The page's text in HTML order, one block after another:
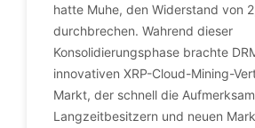
hatte Muhe, den Widerstand von
durchbrechen. Wahrend dieser
Konsolidierungsphase brachte
innovativen XRP-Cloud-Mining-
Markt, der schnell die
Langzeitbesitzern und neuen